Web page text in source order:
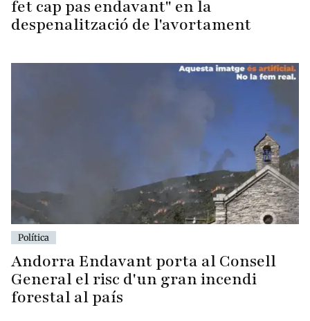
fet cap pas endavant" en la
despenalització de l'avortament
Política
Andorra Endavant porta al Consell
General el risc d'un gran incendi
forestal al país